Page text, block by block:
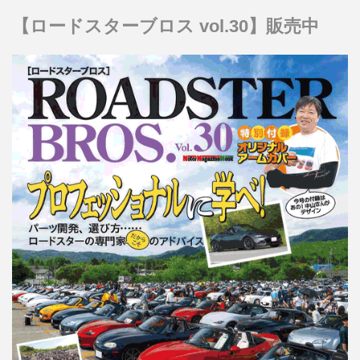
【ロードスターブロス vol.30】販売中